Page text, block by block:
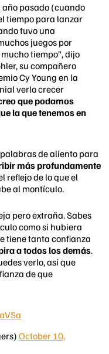
año pasado (cuando
tiempo para lanzar
tuvo una
juegos por
tiempo”, dijo
su compañero
Cy Young en la
verlo crecer
que podamos
la que tenemos en
de aliento para
más profundamente
reflejo de lo que el
al montículo.
pero extraña. Sabes
como si hubiera
tiene tanta confianza
a todos los demás.
verlo, así que
de que
October 10,